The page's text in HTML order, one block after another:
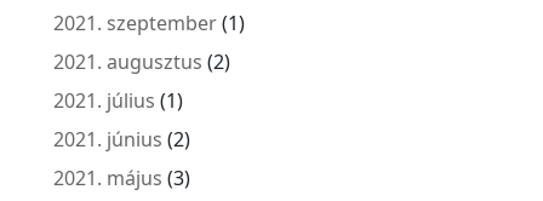
2021. szeptember(1)
2021. augusztus (2)
2021. július (1)
2021. június (2)
2021. május (3)